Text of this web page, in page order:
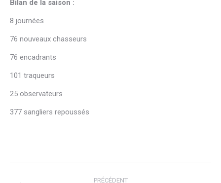
Bilan de la saison :
8 journées
76 nouveaux chasseurs
76 encadrants
101 traqueurs
25 observateurs
377 sangliers repoussés
PRÉCÉDENT